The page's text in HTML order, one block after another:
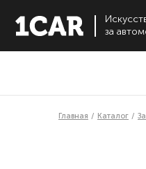
за
Главная Каталог